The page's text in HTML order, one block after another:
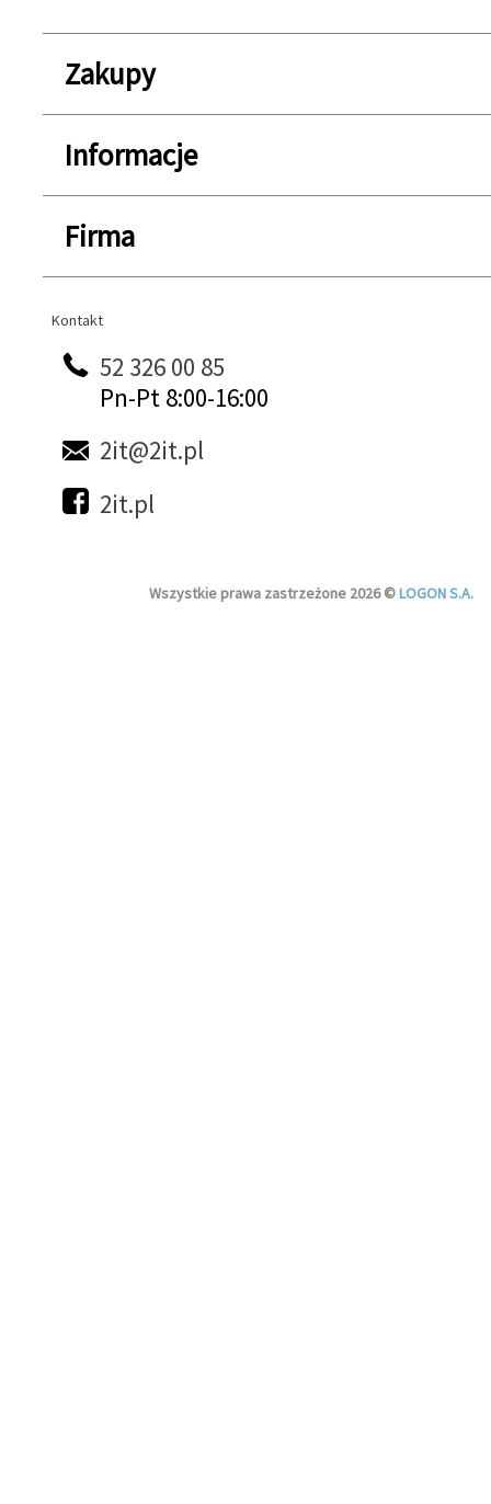
Zakupy
Informacje
Firma
Kontakt
Kontakt
52 326 00 85
Pn-Pt 8:00-16:00
2it@2it.pl
2it.pl
Wszystkie prawa zastrzeżone 2026 ©LOGON S.A.